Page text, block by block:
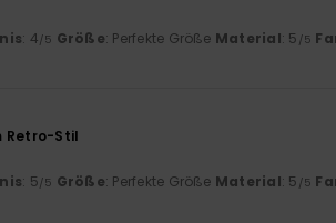
: 4/5 Größe: Perfekte Größe Material: 5 /5
Retro-Stil
: 5/5 Größe: Perfekte Größe Material: 5 /5